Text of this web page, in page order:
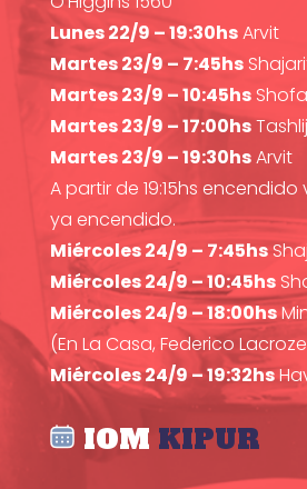
Lunes 22/9 – 19:30hsArvit
Martes 23/9 – 7:45hs
Martes 23/9 – 10:45hs
Martes 23/9 – 17:00hs
Martes 23/9 – 19:30hsArvit
A partir de 19:15hs
ya encendido.
Miércoles 24/9 – 7:45hs
Miércoles 24/9 – 10:45hs
Miércoles 24/9 – 18:00hs
(En La Casa, Federico Lacroze
Miércoles 24/9 – 19:32hs
IOM KIPUR